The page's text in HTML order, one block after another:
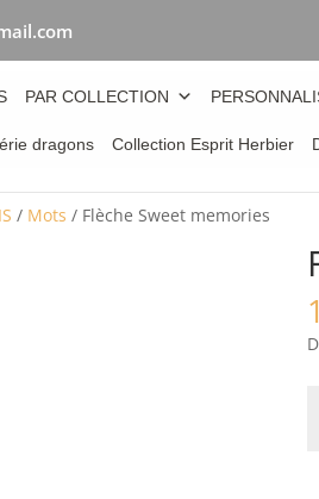
PAR COLLECTION
dragons Collection Esprit Herbier
/ Mots / Flèche Sweet memories